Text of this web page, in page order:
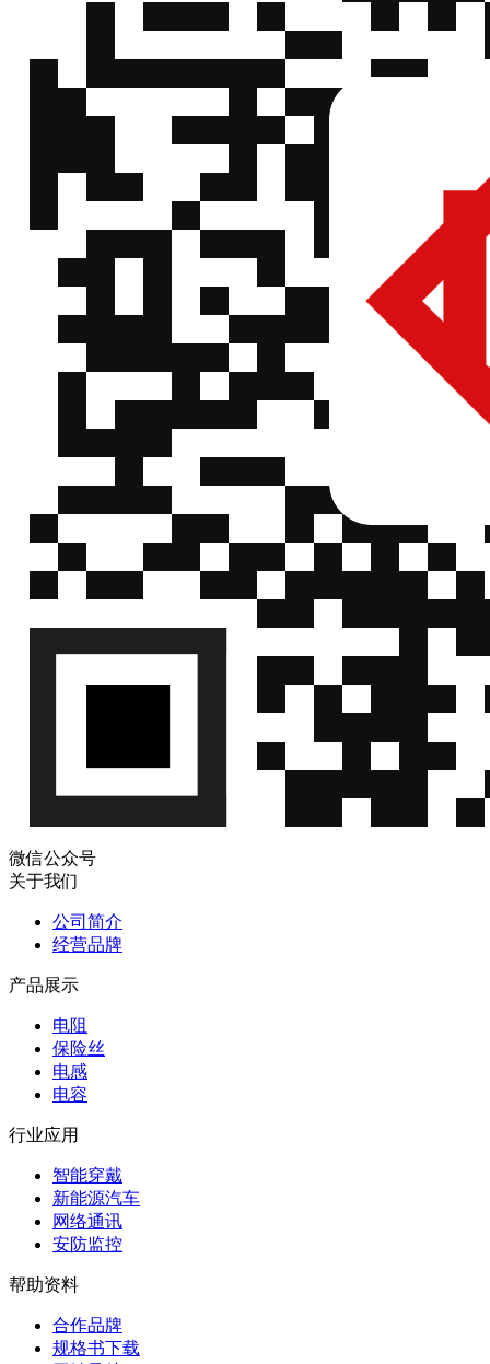
微信公众号
关于我们
公司简介
经营品牌
产品展示
电阻
保险丝
电感
电容
行业应用
智能穿戴
新能源汽车
网络通讯
安防监控
帮助资料
合作品牌
规格书下载